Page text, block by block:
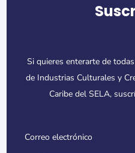
Si quieres enterarte de
de Industrias Culturales y
Caribe del SELA,